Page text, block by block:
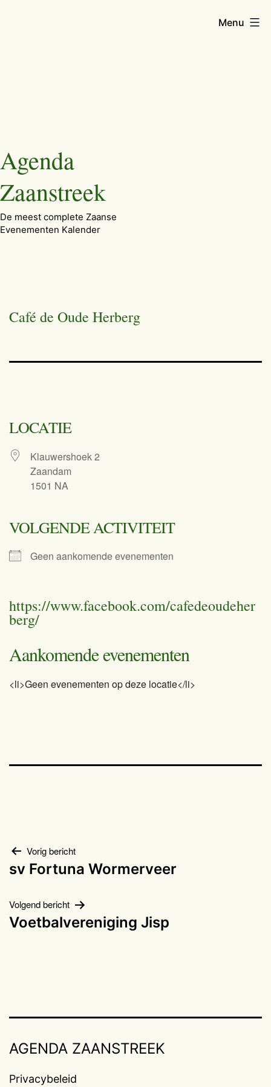
naar
de
inhoud
Agenda
Zaanstreek
De meest complete Zaanse
Evenementen Kalender
Menu
Café de Oude Herberg
LOCATIE
Klauwershoek 2
Zaandam
1501 NA
VOLGENDE ACTIVITEIT
Geen aankomende evenementen
https://www.facebook.com/cafedeoudeher
berg/
Aankomende evenementen
<li>Geen evenementen op deze locatie</li>
Bericht
Vorig bericht
sv Fortuna Wormerveer
Volgend bericht
Voetbalvereniging Jisp
AGENDA ZAANSTREEK
Privacybeleid